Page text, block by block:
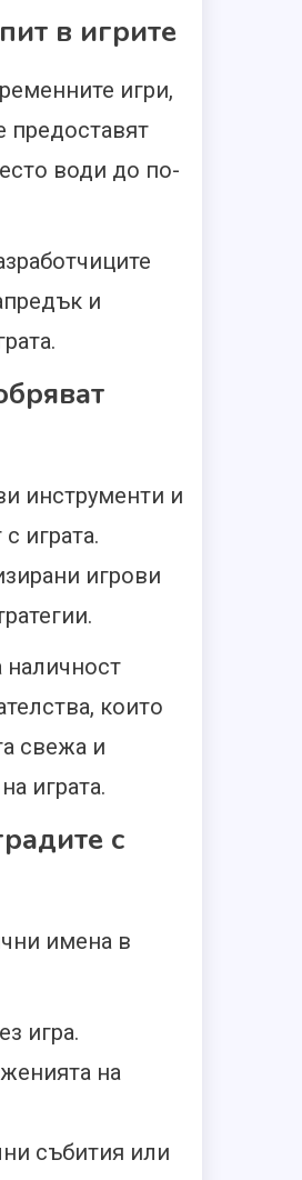
в игрите
игри,
предоставят
води до по-
и
инструменти и
играта.
игрови
наличност
които
свежа и
играта.
с
имена в
игра.
на
събития или